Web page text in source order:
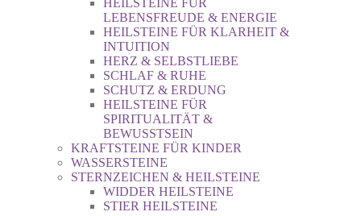
HEILSTEINE FÜR
LEBENSFREUDE & ENERGIE
HEILSTEINE FÜR KLARHEIT &
INTUITION
HERZ & SELBSTLIEBE
SCHLAF & RUHE
SCHUTZ & ERDUNG
HEILSTEINE FÜR
SPIRITUALITÄT &
BEWUSSTSEIN
KRAFTSTEINE FÜR KINDER
WASSERSTEINE
STERNZEICHEN & HEILSTEINE
WIDDER HEILSTEINE
STIER HEILSTEINE